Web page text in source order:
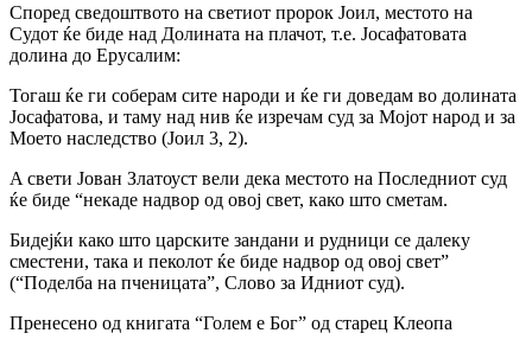
Според сведоштвото на светиот пророк Јоил, местото на
Судот ќе биде над Долината на плачот, т.е. Јосафатовата
долина до Ерусалим:
Тогаш ќе ги соберам сите народи и ќе ги доведам во долината
Јосафатова, и таму над нив ќе изречам суд за Мојот народ и за
Моето наследство (Јоил 3, 2).
A свети Јован Златоуст вели дека местото на Последниот суд
ќе биде “некаде надвор од овој свет, како што сметам.
Бидејќи како што царските зандани и рудници се далеку
сместени, така и пеколот ќе биде надвор од овој свет”
(“Поделба на пченицата”, Слово за Идниот суд).
Пренесено од книгата “Голем е Бог” од старец Клеопа